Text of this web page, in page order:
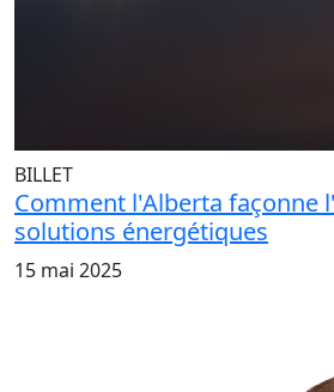
BILLET
Comment l'Alberta façonne
solutions énergétiques
15 mai 2025